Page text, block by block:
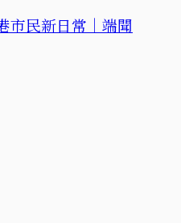
市民新日常｜端聞